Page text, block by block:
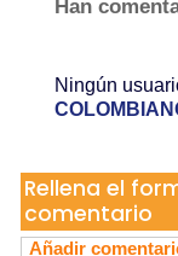
Han
Ningún